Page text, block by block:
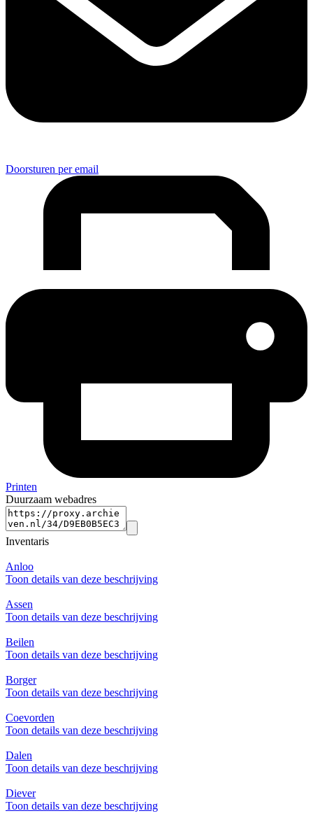
Doorsturen per email
Printen
Duurzaam webadres
Inventaris
Anloo
Toon details van deze beschrijving
Assen
Toon details van deze beschrijving
Beilen
Toon details van deze beschrijving
Borger
Toon details van deze beschrijving
Coevorden
Toon details van deze beschrijving
Dalen
Toon details van deze beschrijving
Diever
Toon details van deze beschrijving